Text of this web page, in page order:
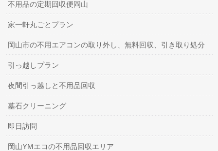
不用品の定期回収便岡山
家一軒丸ごとプラン
岡山市の不用エアコンの取り外し、無料回収、引き取り処分
引っ越しプラン
夜間引っ越しと不用品回収
墓石クリーニング
即日訪問
岡山YMエコの不用品回収エリア